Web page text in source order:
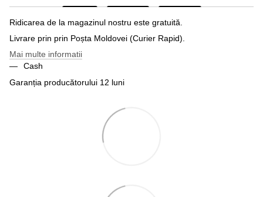
Ridicarea de la magazinul nostru este gratuită.
Livrare prin prin Poșta Moldovei (Curier Rapid).
Mai multe informatii
Cash
Garanția producătorului 12 luni